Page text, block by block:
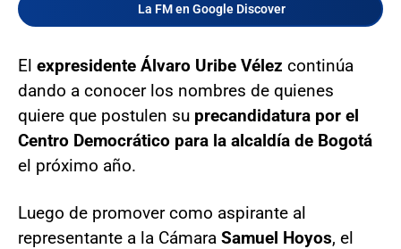
La FM en Google Discover
El expresidente Álvaro Uribe Vélez continúa
dando a conocer los nombres de quienes
quiere que postulen su precandidatura por el
Centro Democrático para la alcaldía de Bogotá
el próximo año.
Luego de promover como aspirante al
representante a la Cámara Samuel Hoyos, el